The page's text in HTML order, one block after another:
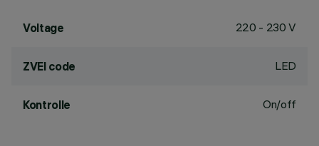
Voltage 220 - 230 V
ZVEI code LED
Kontrolle On/off